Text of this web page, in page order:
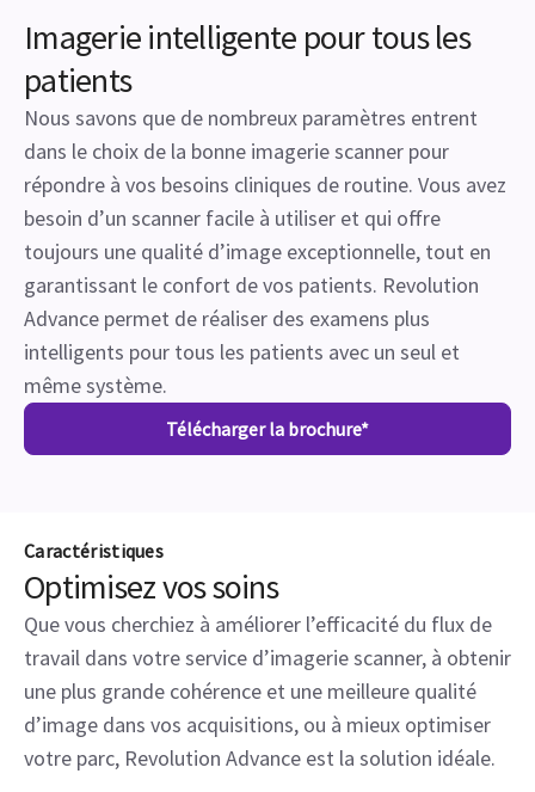
Imagerie intelligente pour tous les
patients
Nous savons que de nombreux paramètres entrent
dans le choix de la bonne imagerie scanner pour
répondre à vos besoins cliniques de routine. Vous avez
besoin d’un scanner facile à utiliser et qui offre
toujours une qualité d’image exceptionnelle, tout en
garantissant le confort de vos patients. Revolution
Advance permet de réaliser des examens plus
intelligents pour tous les patients avec un seul et
même système.
Télécharger la brochure*
Caractéristiques
Optimisez vos soins
Que vous cherchiez à améliorer l’efficacité du flux de
travail dans votre service d’imagerie scanner, à obtenir
une plus grande cohérence et une meilleure qualité
d’image dans vos acquisitions, ou à mieux optimiser
votre parc, Revolution Advance est la solution idéale.